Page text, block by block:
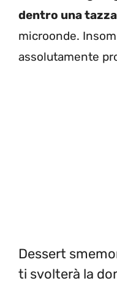
dentro una tazza
microonde.
assolutamente
Dessert
ti svolterà la